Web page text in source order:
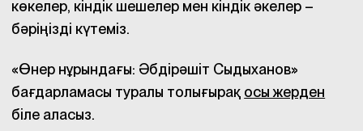
көкелер, кіндік шешелер мен кіндік әкелер –
бәріңізді күтеміз.
«Өнер нұрындағы: Әбдірәшіт Сыдыханов»
бағдарламасы туралы толығырақ осы жерден
біле аласыз.